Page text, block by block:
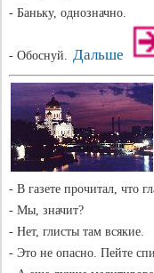
- Баньку, однозначно.
- Обоснуй. Дальше
- В газете прочитал, что
- Мы, значит?
- Нет, глисты там всякие.
- Это не опасно. Пейте